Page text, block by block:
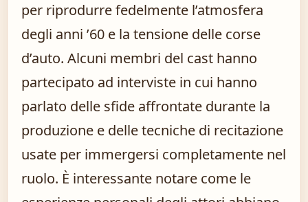
per riprodurre fedelmente l’atmosfera
degli anni ’60 e la tensione delle corse
d’auto. Alcuni membri del cast hanno
partecipato ad interviste in cui hanno
parlato delle sfide affrontate durante la
produzione e delle tecniche di recitazione
usate per immergersi completamente nel
ruolo. È interessante notare come le